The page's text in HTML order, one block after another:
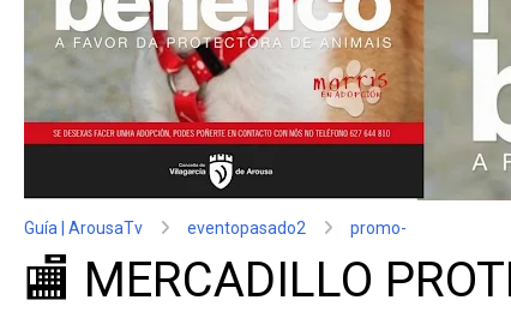
Guía | ArousaTv eventopasado2 promo-
🏬 MERCADILLO